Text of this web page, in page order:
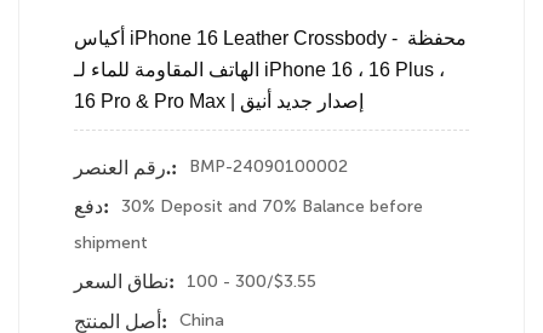
أكياس iPhone 16 Leather Crossbody - محفظة
الهاتف المقاومة للماء لـ iPhone 16 ، 16 Plus ،
16 Pro & Pro Max | إصدار جديد أنيق
رقم العنصر.:
BMP-24090100002
دفع:
30% Deposit and 70% Balance before
shipment
نطاق السعر:
100 - 300/$3.55
أصل المنتج:
China